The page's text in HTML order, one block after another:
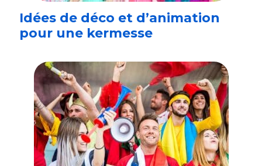
Idées de déco et d’animation
pour une kermesse